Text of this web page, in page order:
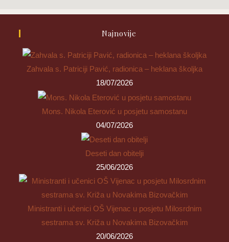
Najnovije
Zahvala s. Patriciji Pavić, radionica – heklana školjka
18/07/2026
Mons. Nikola Eterović u posjetu samostanu
04/07/2026
Deseti dan obitelji
25/06/2026
Ministranti i učenici OŠ Vijenac u posjetu Milosrdnim
sestrama sv. Križa u Novakima Bizovačkim
20/06/2026